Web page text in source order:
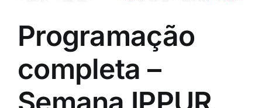
Programação
completa –